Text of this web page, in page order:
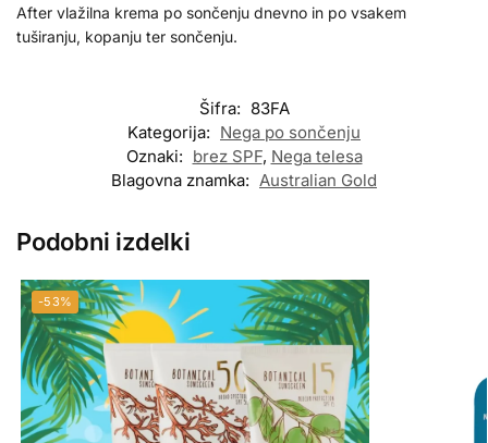
After vlažilna krema po sončenju dnevno in po vsakem
tuširanju, kopanju ter sončenju.
Šifra: 83FA
Kategorija: Nega po sončenju
Oznaki: brez SPF, Nega telesa
Blagovna znamka: Australian Gold
Podobni izdelki
-53%